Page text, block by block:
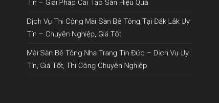
Tín – Giải Pháp Cải Tạo Sàn Hiệu Quả
Dịch Vụ Thi Công Mài Sàn Bê Tông Tại Đắk Lắk Uy
Tín – Chuyên Nghiệp, Giá Tốt
Mài Sàn Bê Tông Nha Trang Tín Đức – Dịch Vụ Uy
Tín, Giá Tốt, Thi Công Chuyên Nghiệp